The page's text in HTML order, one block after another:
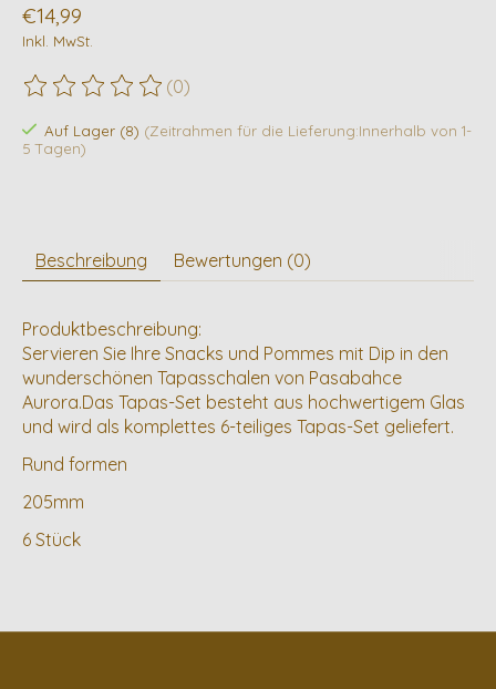
€14,99
Inkl. MwSt.
Die Bewertung dieses Produkts ist
(0)
Auf Lager (8) (Zeitrahmen für die Lieferung:Innerhalb von 1-
5 Tagen)
Beschreibung Bewertungen (0)
Produktbeschreibung:
Servieren Sie Ihre Snacks und Pommes mit Dip in den
wunderschönen Tapasschalen von Pasabahce
Aurora.Das Tapas-Set besteht aus hochwertigem Glas
und wird als komplettes 6-teiliges Tapas-Set geliefert.
Rund formen
205mm
6 Stück